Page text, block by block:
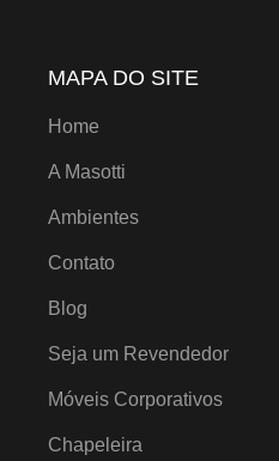
MAPA DO SITE
Home
A Masotti
Ambientes
Contato
Blog
Seja um Revendedor
Móveis Corporativos
Chapeleira